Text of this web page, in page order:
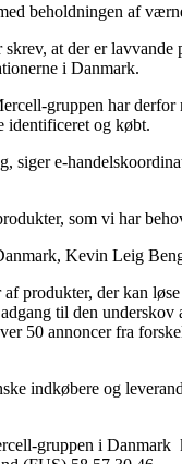
beholdningen af
at der er
i Danmark.
gruppen har
identificeret og købt.
siger e-
som vi har
Kevin Leig
produkter, der kan
til den
50 annoncer fra
indkøbere og
gruppen i Danmark